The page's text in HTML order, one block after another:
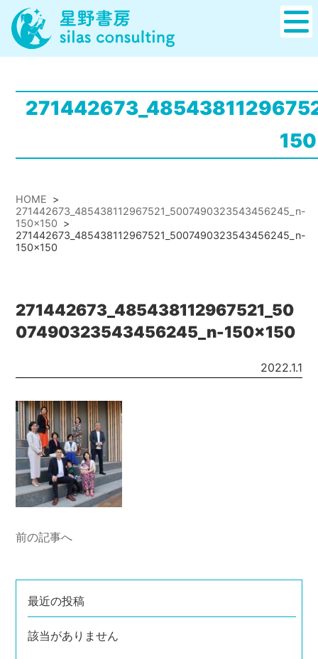
HOME >
271442673_485438112967521_5007490323543456245_n-
150x150 >
271442673_485438112967521_5007490323543456245_n-
150x150
271442673_485438112967521_50
07490323543456245_n-150x150
2022.1.1
前の記事へ
最近の投稿
該当がありません